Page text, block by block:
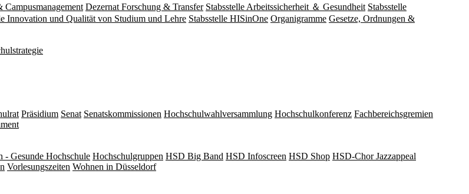
Dezernat Forschung & Transfer Stabsstelle Arbeitssicherheit ＆ Gesundheit Stabsstelle
Innovation und Qualität von Studium und Lehre Stabsstelle HISinOne Organigramme Gesetze, Ordnungen &
Präsidium Senat Senatskommissionen Hochschulwahlversammlung Hochschulkonferenz Fachbereichsgremien
- Gesunde Hochschule Hochschulgruppen HSD Big Band HSD Infoscreen HSD Shop HSD-Chor Jazzappeal
Vorlesungszeiten Wohnen in Düsseldorf